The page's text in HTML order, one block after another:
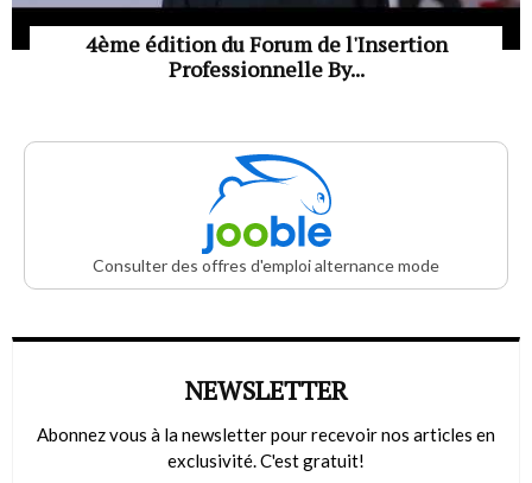
4ème édition du Forum de l'Insertion
Professionnelle By...
Consulter des offres d'emploi alternance mode
NEWSLETTER
Abonnez vous à la newsletter pour recevoir nos articles en
exclusivité. C'est gratuit!